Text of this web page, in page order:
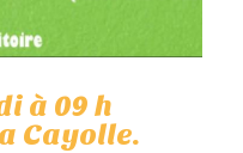
à 09 h
Cayolle.